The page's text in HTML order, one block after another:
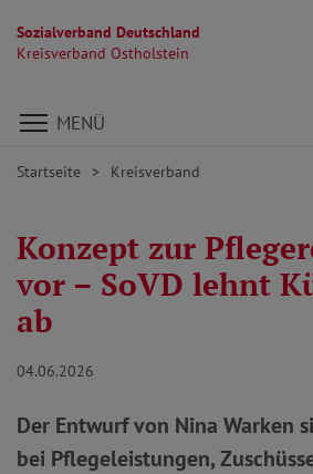
Sozialverband Deutschland
Kreisverband Ostholstein
Direkt zu den Inhalten springen
MENÜ
Startseite Kreisverband
Konzept zur
vor – SoVD lehnt
ab
04.06.2026
Der Entwurf von Nina Warken
bei Pflegeleistungen,